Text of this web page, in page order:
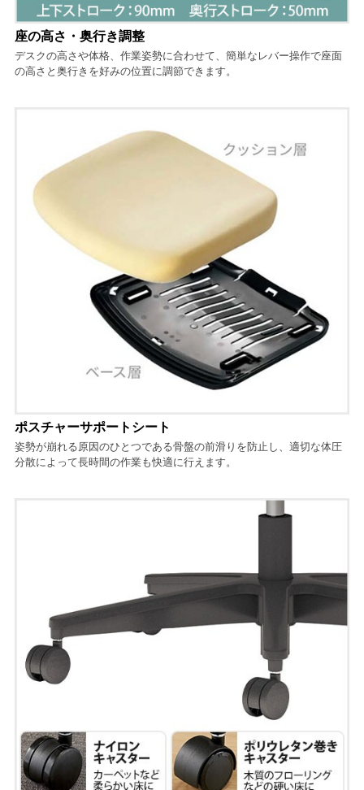
座の高さ・奥行き調整
デスクの高さや体格、作業姿勢に合わせて、簡単なレバー操作で座面
の高さと奥行きを好みの位置に調節できます。
ポスチャーサポートシート
姿勢が崩れる原因のひとつである骨盤の前滑りを防止し、適切な体圧
分散によって長時間の作業も快適に行えます。